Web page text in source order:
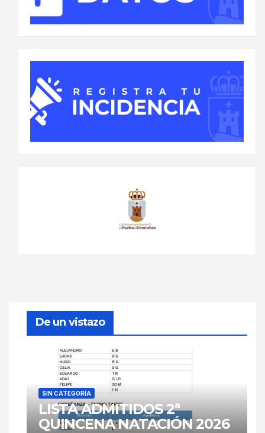
De un vistazo
SIN CATEGORÍA
LISTA ADMITIDOS 2ª
QUINCENA NATACIÓN 2026